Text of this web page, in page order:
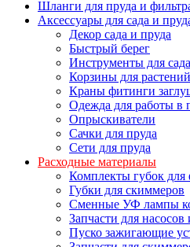
Шланги для пруда и
Аксессуары для сада и
Декор сада и пруда
Быстрый берег
Инструменты для
Корзины для растений
Краны фитинги
Одежда для работы в
Опрыскиватели
Сачки для пруда
Сети для пруда
Расходные материалы
Комплекты губок для
Губки для скиммеров
Сменные УФ лампы
Запчасти для насосов
Пуско зажигающие